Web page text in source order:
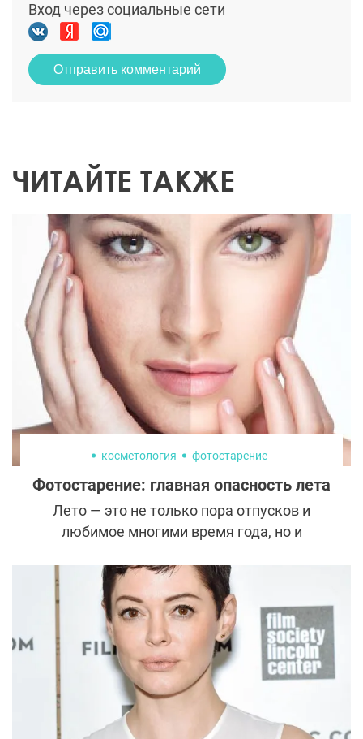
Вход через социальные сети
Отправить комментарий
ЧИТАЙТЕ ТАКЖЕ
косметология фотостарение
Фотостарение: главная опасность лета
Лето — это не только пора отпусков и
любимое многими время года, но и
подвергается негативному воздействию
солнечных лучей и теряет
привлекательность, если не позаботиться
о мерах профилактики. Рассказываем, как
не допустить фотостарения и что делать,
если оно уже проявилось.